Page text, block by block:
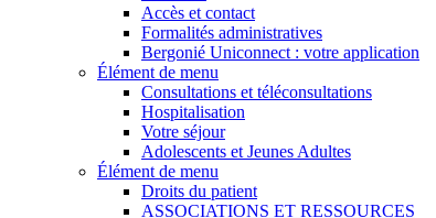
Accès et contact
Formalités administratives
Bergonié Uniconnect : votre application
Élément de menu
Consultations et téléconsultations
Hospitalisation
Votre séjour
Adolescents et Jeunes Adultes
Élément de menu
Droits du patient
ASSOCIATIONS ET RESSOURCES